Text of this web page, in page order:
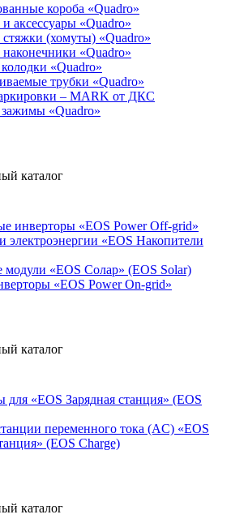
короба «Quadro»
аксессуары «Quadro»
(хомуты) «Quadro»
«Quadro»
«Quadro»
трубки «Quadro»
– MARK от ДКС
«Quadro»
каталог
инверторы «EOS Power Off-grid»
электроэнергии «EOS Накопители
«EOS Солар» (EOS Solar)
«EOS Power On-grid»
каталог
для «EOS Зарядная станция» (EOS
переменного тока (AC) «EOS
(EOS Charge)
каталог